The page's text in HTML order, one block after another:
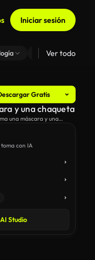
Iniciar sesión
Zoom De Fondo
Ver todo
Gratis
toma con IA
Studio
y una chaqueta
una máscara y una